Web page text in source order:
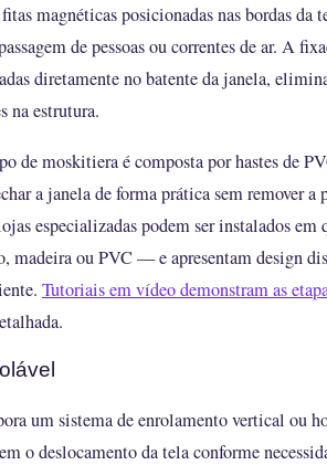
magnéticas posicionadas nas bordas da
de pessoas ou correntes de ar. A
diretamente no batente da janela,
na estrutura.
de moskitiera é composta por hastes de
a janela de forma prática sem remover
especializadas podem ser instalados
ou PVC — e apresentam design
Tutoriais em vídeo demonstram as
um sistema de enrolamento vertical ou
o deslocamento da tela conforme